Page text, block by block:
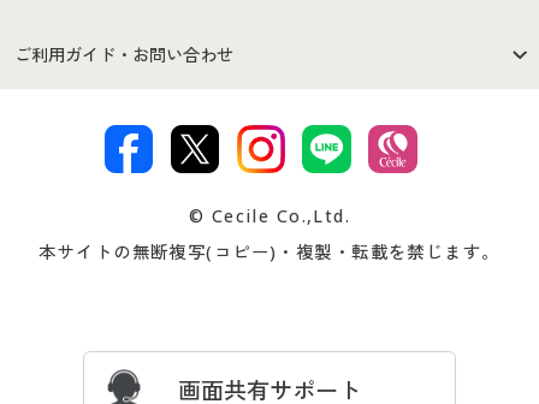
セシールご利用規約
著作権・商標について 会社案内
商品カテゴリ
プレゼント＆キャンペーン サイトマップ
ご利用ガイド・お問い合わせ
交換・返品は お支払は
ついて
忘れの場合
© Cecile Co.,Ltd.
本サイトの無断複写(コピー)・複製・転載を禁じます。
画面共有サポート